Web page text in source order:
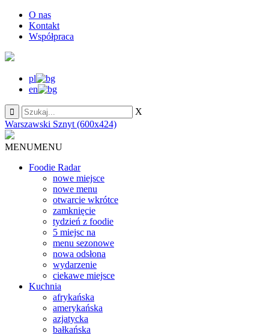
O nas
Kontakt
Współpraca
pl
en
X
Warszawski Sznyt (600x424)
MENUMENU
Foodie Radar
nowe miejsce
nowe menu
otwarcie wkrótce
zamknięcie
tydzień z foodie
5 miejsc na
menu sezonowe
nowa odsłona
wydarzenie
ciekawe miejsce
Kuchnia
afrykańska
amerykańska
azjatycka
bałkańska